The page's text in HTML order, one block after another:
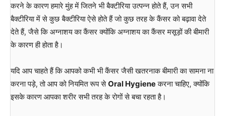
करने के कारण हमारे मुंह में जितने भी बैक्टीरिया उत्पन्न होते हैं, उन सभी
बैक्टीरिया में से कुछ बैक्टीरिया ऐसे होते हैं जो कुछ तरह के कैंसर को बढ़ावा देते
देते हैं, जैसे कि अग्नाशय का कैंसर क्योंकि अग्नाशय का कैंसर मसूड़ों की बीमारी
के कारण ही होता है।
यदि आप चाहते हैं कि आपको कभी भी कैंसर जैसी खतरनाक बीमारी का सामना ना
करना पड़े, तो आप को नियमित रूप सेOral Hygieneकरना चाहिए, क्योंकि
इसके कारण आपका शरीर सभी तरह के रोगों से बचा रहता है।